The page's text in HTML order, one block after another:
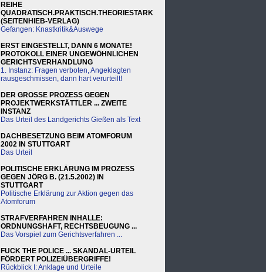
REIHE
QUADRATISCH.PRAKTISCH.THEORIESTARK
(SEITENHIEB-VERLAG)
Gefangen: Knastkritik&Auswege
ERST EINGESTELLT, DANN 6 MONATE!
PROTOKOLL EINER UNGEWÖHNLICHEN
GERICHTSVERHANDLUNG
1. Instanz: Fragen verboten, Angeklagten
rausgeschmissen, dann hart verurteilt!
DER GROSSE PROZESS GEGEN
PROJEKTWERKSTÄTTLER ... ZWEITE
INSTANZ
Das Urteil des Landgerichts Gießen als Text
DACHBESETZUNG BEIM ATOMFORUM
2002 IN STUTTGART
Das Urteil
POLITISCHE ERKLÄRUNG IM PROZESS
GEGEN JÖRG B. (21.5.2002) IN
STUTTGART
Politische Erklärung zur Aktion gegen das
Atomforum
STRAFVERFAHREN INHALLE:
ORDNUNGSHAFT, RECHTSBEUGUNG ...
Das Vorspiel zum Gerichtsverfahren ...
FUCK THE POLICE ... SKANDAL-URTEIL
FÖRDERT POLIZEIÜBERGRIFFE!
Rückblick I: Anklage und Urteile